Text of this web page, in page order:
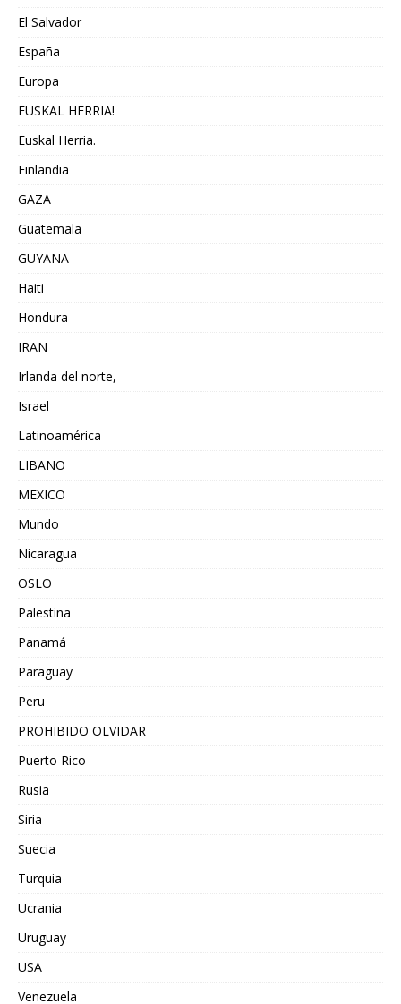
El Salvador
España
Europa
EUSKAL HERRIA!
Euskal Herria.
Finlandia
GAZA
Guatemala
GUYANA
Haiti
Hondura
IRAN
Irlanda del norte,
Israel
Latinoamérica
LIBANO
MEXICO
Mundo
Nicaragua
OSLO
Palestina
Panamá
Paraguay
Peru
PROHIBIDO OLVIDAR
Puerto Rico
Rusia
Siria
Suecia
Turquia
Ucrania
Uruguay
USA
Venezuela